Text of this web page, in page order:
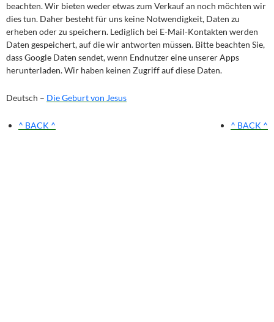
beachten. Wir bieten weder etwas zum Verkauf an noch möchten wir
dies tun. Daher besteht für uns keine Notwendigkeit, Daten zu
erheben oder zu speichern. Lediglich bei E-Mail-Kontakten werden
Daten gespeichert, auf die wir antworten müssen. Bitte beachten Sie,
dass Google Daten sendet, wenn Endnutzer eine unserer Apps
herunterladen. Wir haben keinen Zugriff auf diese Daten.
Deutsch – Die Geburt von Jesus
^ BACK ^ ^ BACK ^